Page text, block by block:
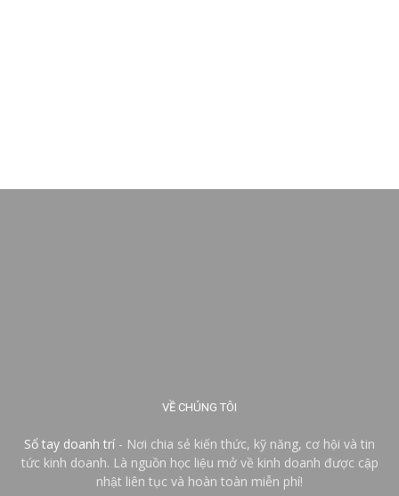
VỀ CHÚNG TÔI
Sổ tay doanh trí - Nơi chia sẻ kiến thức, kỹ năng, cơ hội và tin
tức kinh doanh. Là nguồn học liệu mở về kinh doanh được cập
nhật liên tục và hoàn toàn miễn phí!